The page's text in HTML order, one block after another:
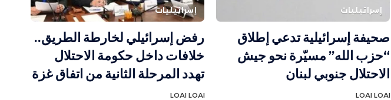
إسرائيليات
صحيفة إسرائيلية تدعي إطلاق
“حزب الله” مسيّرة نحو جيش
الاحتلال جنوبي لبنان
LOAI LOAI
إسرائيليات
رفض إسرائيلي لخارطة الطريق..
خلافات داخل حكومة الاحتلال
تهدد المرحلة الثانية من اتفاق غزة
LOAI LOAI